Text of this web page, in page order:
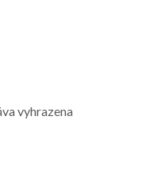
vyhrazena